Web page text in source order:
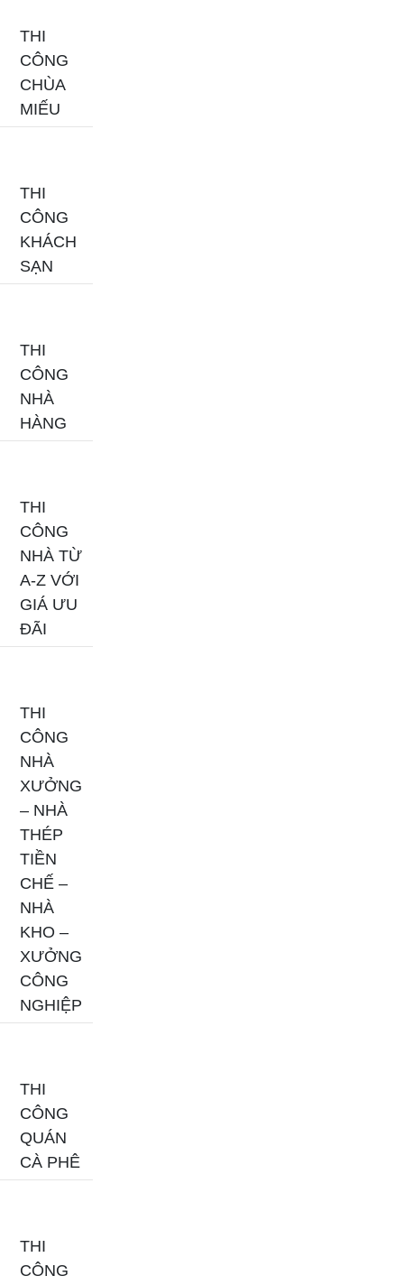
THI
CÔNG
CHÙA
MIẾU
THI
CÔNG
KHÁCH
SẠN
THI
CÔNG
NHÀ
HÀNG
THI
CÔNG
NHÀ TỪ
A-Z VỚI
GIÁ ƯU
ĐÃI
THI
CÔNG
NHÀ
XƯỞNG
– NHÀ
THÉP
TIỀN
CHẾ –
NHÀ
KHO –
XƯỞNG
CÔNG
NGHIỆP
THI
CÔNG
QUÁN
CÀ PHÊ
THI
CÔNG